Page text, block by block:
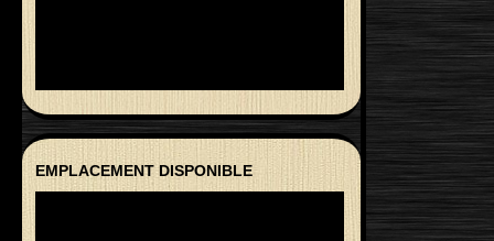
EMPLACEMENT DISPONIBLE